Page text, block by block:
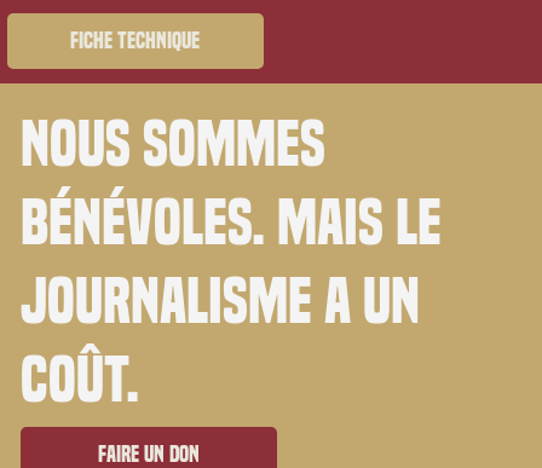
Fiche technique
Nous sommes
bénévoles. Mais le
journalisme a un
coût.
Faire un don